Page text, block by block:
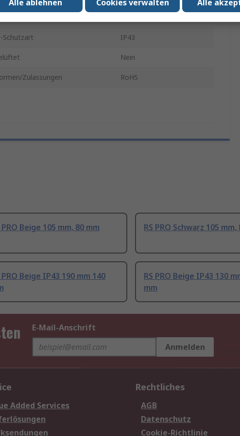
Schutzart IP43
Nein
Zulassungen RoHS
PRO Beige 105 mm, 80 mm RS PRO Schwarz 105 mm,
PRO Beige IP43 190 mm 140
RS PRO Beige IP43 130
mm
E-Mail-Anschrift
Anmelden
Added Services
Rechtliches
AGB
Datenschutz
Cookie-Richtlinie
Alle
Cookies verwalten
Alle ablehnen